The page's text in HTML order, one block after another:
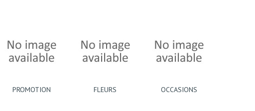
PROMOTION FLEURS OCCASIONS